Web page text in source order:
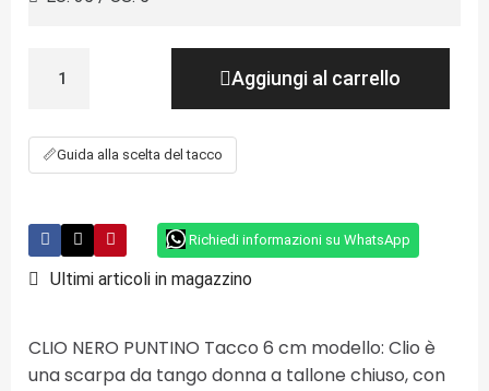
Aggiungi al carrello
📏Guida alla scelta del tacco
Richiedi informazioni su WhatsApp
Ultimi articoli in magazzino
CLIO NERO PUNTINO Tacco 6 cm modello: Clio è
una scarpa da tango donna a tallone chiuso, con